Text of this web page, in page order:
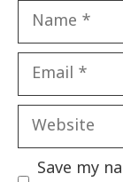
Name
Email
Website
Save my